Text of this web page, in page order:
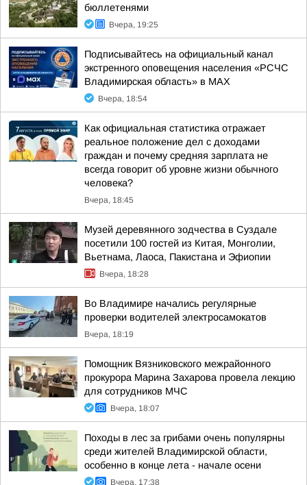
бюллетенями
Вчера, 19:25
Подписывайтесь на официальный канал
экстренного оповещения населения «РСЧС
Владимирская область» в МАХ
Вчера, 18:54
Как официальная статистика отражает
реальное положение дел с доходами
граждан и почему средняя зарплата не
всегда говорит об уровне жизни обычного
человека?
Вчера, 18:45
Музей деревянного зодчества в Суздале
посетили 100 гостей из Китая, Монголии,
Вьетнама, Лаоса, Пакистана и Эфиопии
Вчера, 18:28
Во Владимире начались регулярные
проверки водителей электросамокатов
Вчера, 18:19
Помощник Вязниковского межрайонного
прокурора Марина Захарова провела лекцию
для сотрудников МЧС
Вчера, 18:07
Походы в лес за грибами очень популярны
среди жителей Владимирской области,
особенно в конце лета - начале осени
Вчера, 17:38